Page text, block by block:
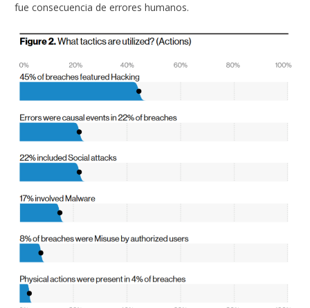
fue consecuencia de errores humanos.